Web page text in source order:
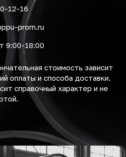
12-16
prom.ru
9:00-18:00
стоимость зависит
оплаты и способа доставки.
справочный характер и не